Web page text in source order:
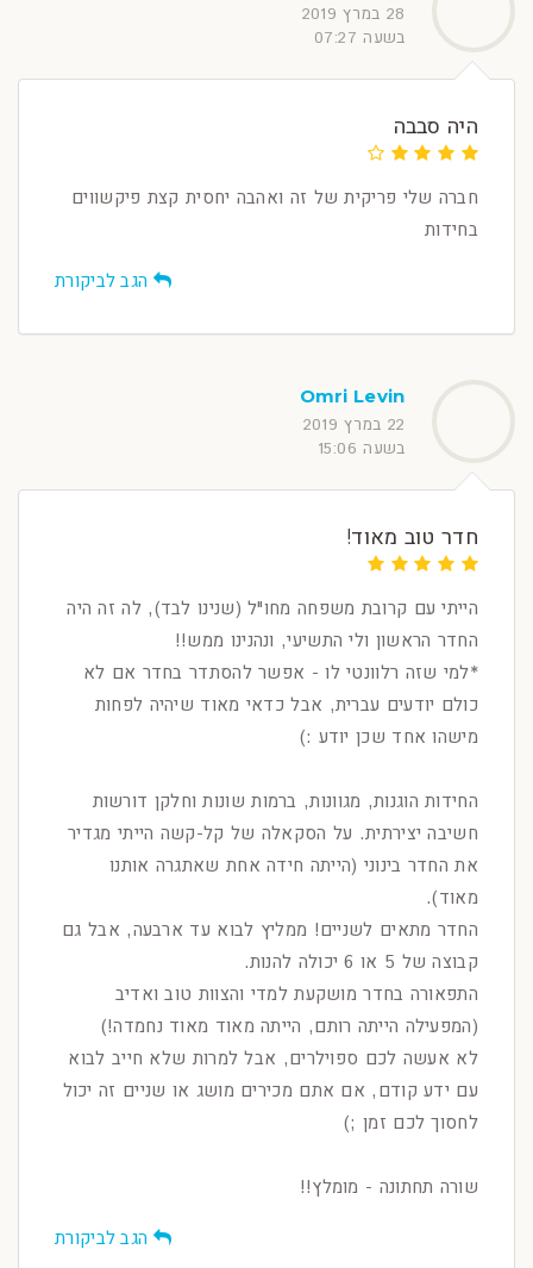
28 במרץ 2019
בשעה 07:27
היה סבבה
חברה שלי פריקית של זה ואהבה יחסית קצת פיקשווים
בחידות
הגב לביקורת
Omri Levin
22 במרץ 2019
בשעה 15:06
חדר טוב מאוד!
הייתי עם קרובת משפחה מחו"ל (שנינו לבד), לה זה היה
החדר הראשון ולי התשיעי, ונהנינו ממש!!
*למי שזה רלוונטי לו - אפשר להסתדר בחדר אם לא
כולם יודעים עברית, אבל כדאי מאוד שיהיה לפחות
מישהו אחד שכן יודע :)
החידות הוגנות, מגוונות, ברמות שונות וחלקן דורשות
חשיבה יצירתית. על הסקאלה של קל-קשה הייתי מגדיר
את החדר בינוני (הייתה חידה אחת שאתגרה אותנו
מאוד).
החדר מתאים לשניים! ממליץ לבוא עד ארבעה, אבל גם
קבוצה של 5 או 6 יכולה להנות.
התפאורה בחדר מושקעת למדי והצוות טוב ואדיב
(המפעילה הייתה רותם, הייתה מאוד מאוד נחמדה!)
לא אעשה לכם ספוילרים, אבל למרות שלא חייב לבוא
עם ידע קודם, אם אתם מכירים מושג או שניים זה יכול
לחסוך לכם זמן ;)
שורה תחתונה - מומלץ!!
הגב לביקורת